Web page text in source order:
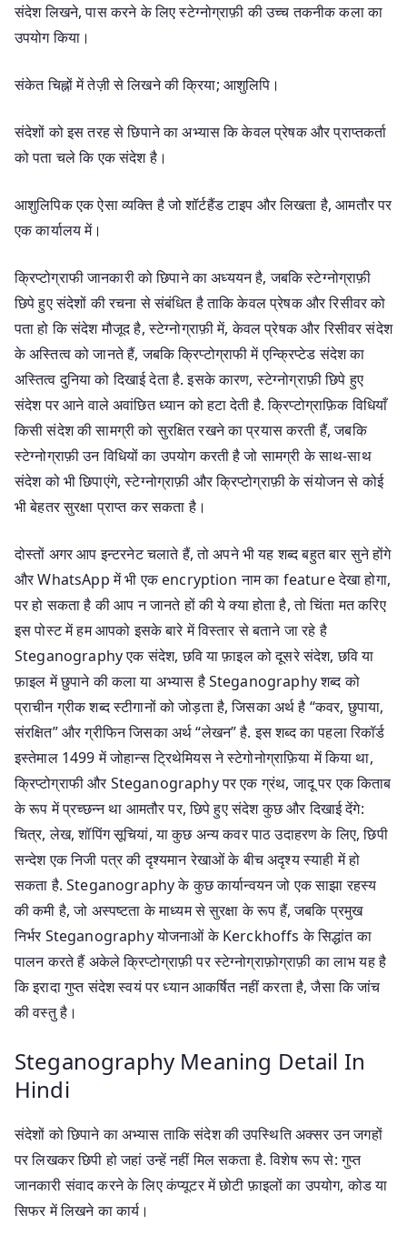
संदेश लिखने, पास करने के लिए स्टेग्नोग्राफ़ी की उच्च तकनीक कला का
उपयोग किया।
संकेत चिह्नों में तेज़ी से लिखने की क्रिया; आशुलिपि।
संदेशों को इस तरह से छिपाने का अभ्यास कि केवल प्रेषक और प्राप्तकर्ता
को पता चले कि एक संदेश है।
आशुलिपिक एक ऐसा व्यक्ति है जो शॉर्टहैंड टाइप और लिखता है, आमतौर पर
एक कार्यालय में।
क्रिप्टोग्राफी जानकारी को छिपाने का अध्ययन है, जबकि स्टेग्नोग्राफ़ी
छिपे हुए संदेशों की रचना से संबंधित है ताकि केवल प्रेषक और रिसीवर को
पता हो कि संदेश मौजूद है, स्टेग्नोग्राफ़ी में, केवल प्रेषक और रिसीवर संदेश
के अस्तित्व को जानते हैं, जबकि क्रिप्टोग्राफी में एन्क्रिप्टेड संदेश का
अस्तित्व दुनिया को दिखाई देता है. इसके कारण, स्टेग्नोग्राफ़ी छिपे हुए
संदेश पर आने वाले अवांछित ध्यान को हटा देती है. क्रिप्टोग्राफ़िक विधियाँ
किसी संदेश की सामग्री को सुरक्षित रखने का प्रयास करती हैं, जबकि
स्टेग्नोग्राफ़ी उन विधियों का उपयोग करती है जो सामग्री के साथ-साथ
संदेश को भी छिपाएंगे, स्टेग्नोग्राफ़ी और क्रिप्टोग्राफ़ी के संयोजन से कोई
भी बेहतर सुरक्षा प्राप्त कर सकता है।
दोस्तों अगर आप इन्टरनेट चलाते हैं, तो अपने भी यह शब्द बहुत बार सुने होंगे
और WhatsApp में भी एक encryption नाम का feature देखा होगा,
पर हो सकता है की आप न जानते हों की ये क्या होता है, तो चिंता मत करिए
इस पोस्ट में हम आपको इसके बारे में विस्तार से बताने जा रहे है
Steganography एक संदेश, छवि या फ़ाइल को दूसरे संदेश, छवि या
फ़ाइल में छुपाने की कला या अभ्यास है Steganography शब्द को
प्राचीन ग्रीक शब्द स्टीगानों को जोड़ता है, जिसका अर्थ है “कवर, छुपाया,
संरक्षित” और ग्रीफिन जिसका अर्थ “लेखन” है. इस शब्द का पहला रिकॉर्ड
इस्तेमाल 1499 में जोहान्स ट्रिथेमियस ने स्टेगोनोग्राफ़िया में किया था,
क्रिप्टोग्राफी और Steganography पर एक ग्रंथ, जादू पर एक किताब
के रूप में प्रच्छन्न था आमतौर पर, छिपे हुए संदेश कुछ और दिखाई देंगे:
चित्र, लेख, शॉपिंग सूचियां, या कुछ अन्य कवर पाठ उदाहरण के लिए, छिपी
सन्देश एक निजी पत्र की दृश्यमान रेखाओं के बीच अदृश्य स्याही में हो
सकता है. Steganography के कुछ कार्यान्वयन जो एक साझा रहस्य
की कमी है, जो अस्पष्टता के माध्यम से सुरक्षा के रूप हैं, जबकि प्रमुख
निर्भर Steganography योजनाओं के Kerckhoffs के सिद्धांत का
पालन करते हैं अकेले क्रिप्टोग्राफ़ी पर स्टेग्नोग्राफ़ोग्राफ़ी का लाभ यह है
कि इरादा गुप्त संदेश स्वयं पर ध्यान आकर्षित नहीं करता है, जैसा कि जांच
की वस्तु है।
Steganography Meaning Detail In
Hindi
संदेशों को छिपाने का अभ्यास ताकि संदेश की उपस्थिति अक्सर उन जगहों
पर लिखकर छिपी हो जहां उन्हें नहीं मिल सकता है. विशेष रूप से: गुप्त
जानकारी संवाद करने के लिए कंप्यूटर में छोटी फ़ाइलों का उपयोग, कोड या
सिफर में लिखने का कार्य।